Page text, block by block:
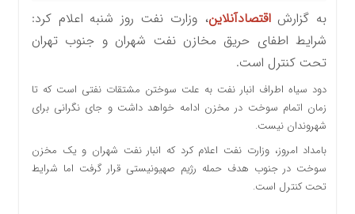
به گزارشاقتصادآنلاین، وزارت نفت روز شنبه اعلام کرد:
شرایط اطفای حریق مخازن نفت شهران و جنوب تهران
تحت کنترل است.
دود سیاه اطراف انبار نفت به علت سوختن مشتقات نفتی است که تا
زمان اتمام سوخت در مخزن ادامه خواهد داشت و جای نگرانی برای
شهروندان نیست.
بامداد امروز، وزارت نفت اعلام کرد که انبار نفت شهران و یک مخزن
سوخت در جنوب هدف حمله رژیم صهیونیستی قرار گرفت اما شرایط
تحت کنترل است.